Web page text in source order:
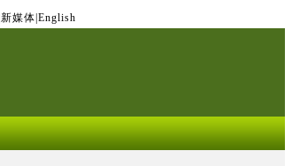
新媒体 English